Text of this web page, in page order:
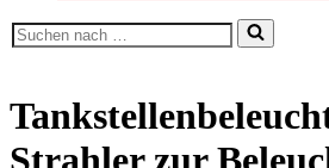
Suchen
nach …